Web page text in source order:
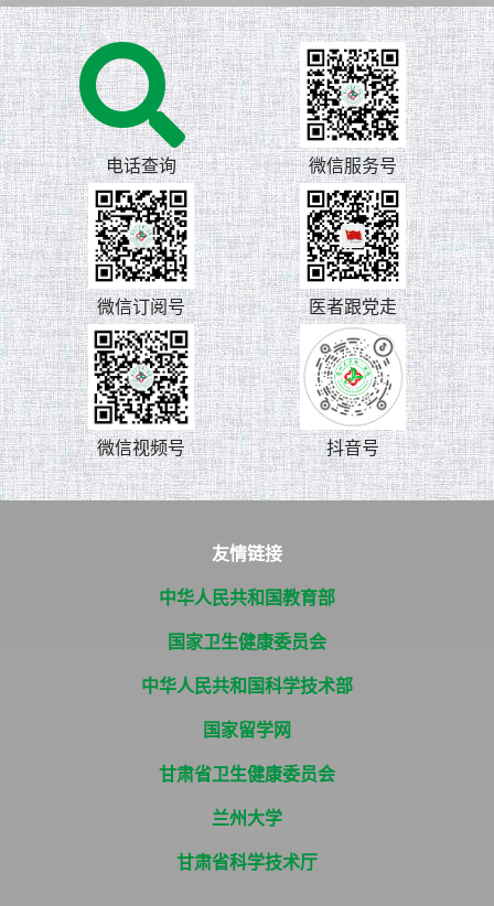
电话查询 微信服务号
微信订阅号 医者跟党走
微信视频号 抖音号
友情链接
中华人民共和国教育部
国家卫生健康委员会
中华人民共和国科学技术部
国家留学网
甘肃省卫生健康委员会
兰州大学
甘肃省科学技术厅